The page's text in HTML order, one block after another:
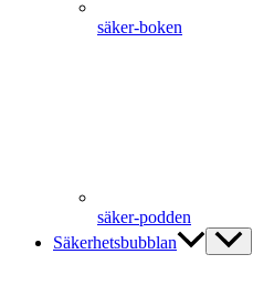
säker-boken
säker-podden
Säkerhetsbubblan